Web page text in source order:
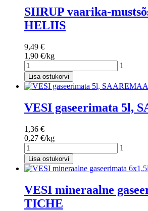
SIIRUP vaarika-
HELIIS
9,49 €
1,90 €/kg
1
Lisa ostukorvi
VESI gaseerimata 5l,
1,36 €
0,27 €/kg
1
Lisa ostukorvi
VESI mineraalne
TICHE